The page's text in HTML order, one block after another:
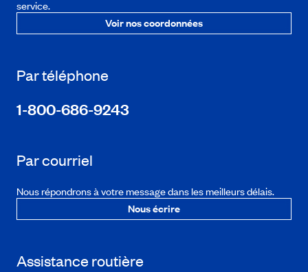
service.
Voir nos coordonnées
Par téléphone
1-800-686-9243
Par courriel
Nous répondrons à votre message dans les meilleurs délais.
Nous écrire
Assistance routière